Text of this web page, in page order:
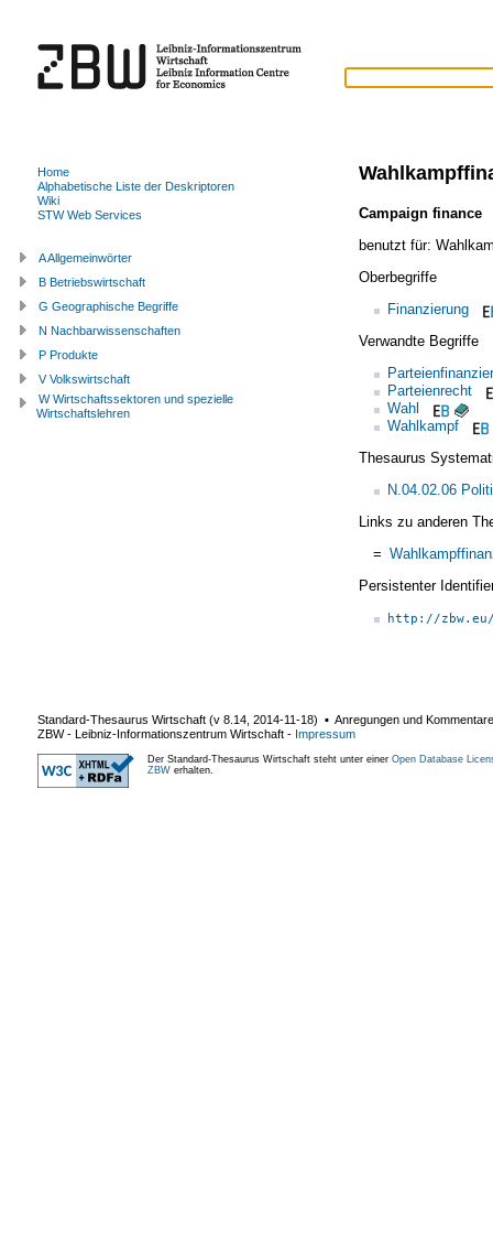
Campaign finance
benutzt für:
Oberbegriffe
Finanzierung
Verwandte Begriffe
Parteienrecht
Wahl
Wahlkampf
Thesaurus
N.04.02.06
Links zu anderen
=
Persistenter
http://
Home
Alphabetische Liste der Deskriptoren
Wiki
STW Web Services
A Allgemeinwörter
B Betriebswirtschaft
G Geographische Begriffe
N Nachbarwissenschaften
P Produkte
V Volkswirtschaft
W Wirtschaftssektoren und spezielle
Wirtschaftslehren
Standard-Thesaurus Wirtschaft (v 8.14 2014-11-18) ▪ Anregungen und
ZBW - Leibniz-Informationszentrum Wirtschaft - Impressum
Der Standard-Thesaurus Wirtschaft steht unter einer Open Database
ZBW erhalten.